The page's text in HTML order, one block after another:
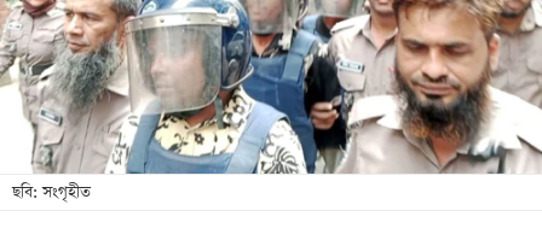
খেলা
বিনোদন
লাইফ
স্টাইল
শিক্ষা
ছবি: সংগৃহীত